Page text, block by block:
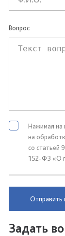
Вопрос
Нажимая на
на
со статьей
152-ФЗ «О
Отправить
Задать